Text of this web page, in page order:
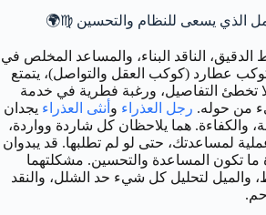
الذي يسعى للنظام والتحسين ♍️🌍
الدقيق، الناقد البناء، والمساعد المخلص في
كوكب عطارد (كوكب العقل والتواصل)، يتمتع
تخطئ التفاصيل، ورغبة فطرية في خدمة
من حوله. رجل العذراء و أنثى العذراء يجدان
والكفاءة. هما يلاحظان كل شاردة وواردة،
لمساعدتك، حتى لو لم تطلبها. قد يبدوان
ما تكون المساعدة والتحسين. مشكلتهما
والميل لتحليل كل شيء حد الشلل، والنقد